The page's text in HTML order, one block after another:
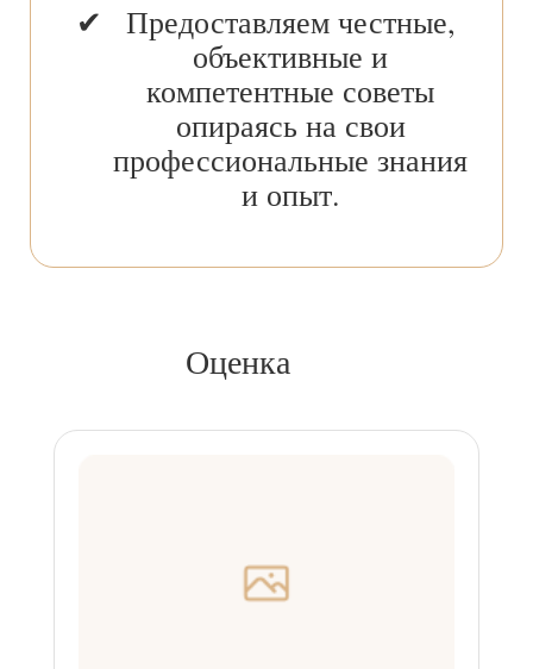
Предоставляем честные,
объективные и
компетентные советы
опираясь на свои
профессиональные знания
и опыт.
Оценка